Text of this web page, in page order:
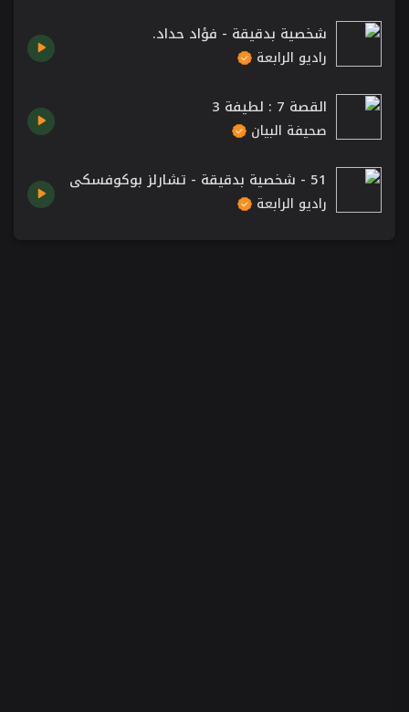
شخصية بدقيقة - فؤاد حداد.
راديو الرابعة
القصة 7 : لطيفة 3
صحيفة البيان
51 - شخصية بدقيقة - تشارلز بوكوفسكي
راديو الرابعة